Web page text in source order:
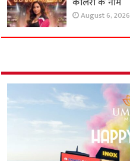
August 6, 2026